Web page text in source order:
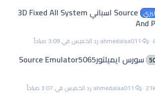
Source اسباني 3D Fixed All System
And
الخميس في 3:08 صباحاً ahmedalaa011
سورس ايميلتورSource Emulator5065
الخميس في 3:07 صباحاً ahmedalaa011